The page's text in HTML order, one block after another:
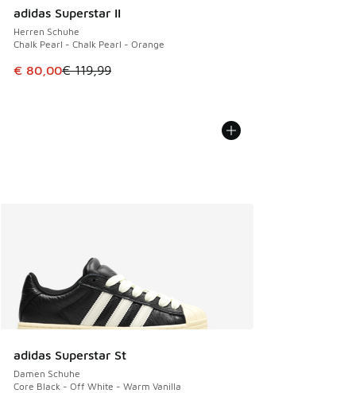
adidas Superstar II
Herren Schuhe
Chalk Pearl - Chalk Pearl - Orange
Dieser Artikel ist im Sale. Der Preis ist von € 119,99 auf €
€ 80,00€ 119,99
adidas Superstar St
Damen Schuhe
Core Black - Off White - Warm Vanilla